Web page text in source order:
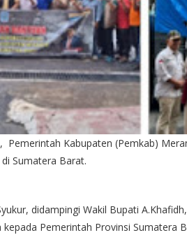
Pemerintah Kabupaten (Pemkab)
Sumatera Barat.
didampingi Wakil Bupati
Pemerintah Provinsi Sumatera